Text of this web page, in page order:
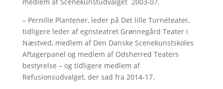
– Pernille Plantener, leder på Det lille Turnéteater,
tidligere leder af egnsteatret Grønnegård Teater i
Næstved, medlem af Den Danske Scenekunstskoles
Aftagerpanel og medlem af Odsherred Teaters
bestyrelse – og tidligere medlem af
Refusionsudvalget, der sad fra 2014-17.